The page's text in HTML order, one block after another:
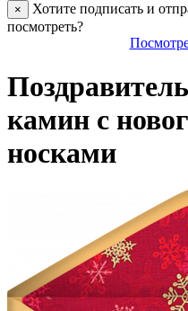
×
Хотите подписать и
посмотреть?
камин с
носками